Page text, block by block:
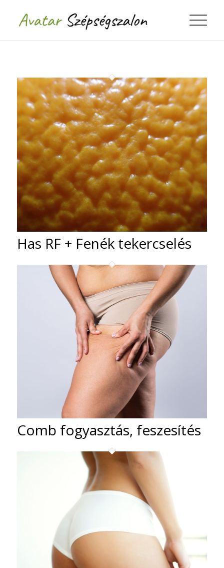
Has RF + Fenék tekercselés
Comb fogyasztás, feszesítés